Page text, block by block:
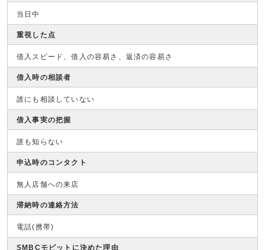
当日中
重視した点
借入スピード、借入の容易さ、返済の容易さ
借入時の相談者
誰にも相談していない
借入事実の把握
誰も知らない
申込時のコンタクト
無人店舗への来店
滞納時の連絡方法
電話(携帯)
SMBCモビットに決めた理由